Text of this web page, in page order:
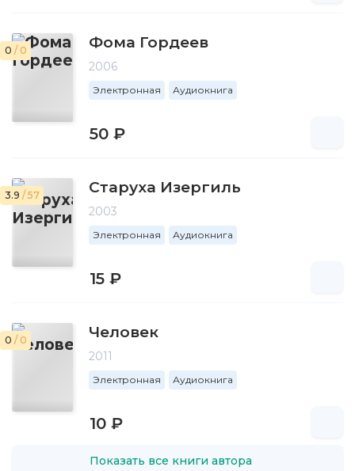
0 / 0 Фома Гордеев
2006
Электронная Аудиокнига
50 ₽
3.9 / 57 Старуха Изергиль
2003
Электронная Аудиокнига
15 ₽
0 / 0 Человек
2011
Электронная Аудиокнига
10 ₽
Показать все книги автора